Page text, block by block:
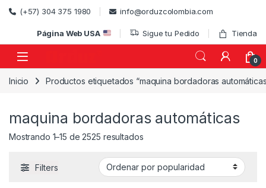
Skip to navigation
Skip to content
(+57) 304 375 1980 info@orduzcolombia.com
Página Web USA Sigue tu Pedido Tienda
0
Inicio Productos etiquetados “maquina bordadoras
maquina bordadoras automáticas
Mostrando 1–15 de 2525 resultadosOrdenado por popularidad
Filters